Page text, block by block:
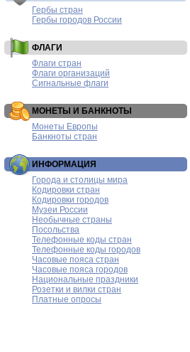
Гербы стран
Гербы городов России
ФЛАГИ
Флаги стран
Флаги организаций
Сигнальные флаги
МОНЕТЫ И БАНКНОТЫ
Монеты Европы
Банкноты стран
ИНФОРМАЦИЯ
Города и столицы мира
Кодировки стран
Кодировки городов
Музеи России
Необычные страны
Посольства
Телефонные коды стран
Телефонные коды городов
Часовые пояса стран
Часовые пояса городов
Национальные праздники
Розетки и вилки стран
Платные опросы